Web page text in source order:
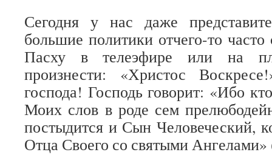
Сегодня у нас даже
большие политики отчего-то
Пасху в телеэфире или на
произнести: «Христос
господа! Господь говорит: «Ибо
Моих слов в роде сем
постыдится и Сын Человеческий,
Отца Своего со святыми